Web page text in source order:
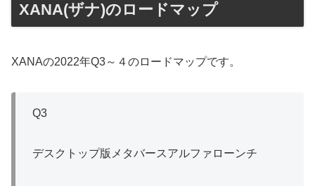
XANA(ザナ)のロードマップ
XANAの2022年Q3～４のロードマップです。
Q3
デスクトップ版メタバースアルファローンチ